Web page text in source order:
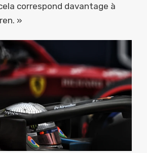
correspond davantage à
»